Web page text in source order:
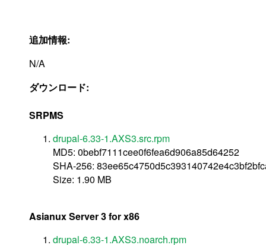
追加情報:
N/A
ダウンロード:
SRPMS
drupal-6.33-1.AXS3.src.rpm
MD5: 0bebf7111cee0f6fea6d906a85d64252
SHA-256:
Size: 1.90 MB
Asianux Server 3 for x86
drupal-6.33-1.AXS3.noarch.rpm